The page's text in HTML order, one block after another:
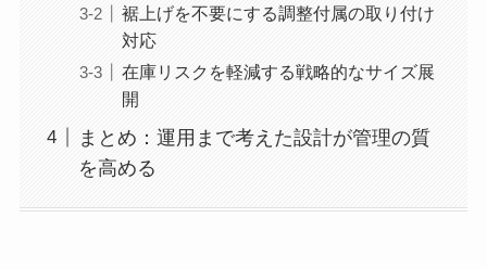
裾上げを不要にする調整付属の取り付け
対応
在庫リスクを軽減する戦略的なサイズ展
開
まとめ：運用まで考えた設計が管理の質
を高める